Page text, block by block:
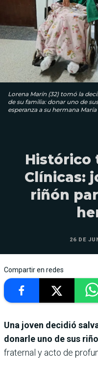
Lorena Marín (32) tomó la
de su familia: donar uno de
esperanza a su hermana
Histórico
Clínicas:
riñón
26 DE
Compartir en redes
Una joven decidió
donarle uno de sus
fraternal y acto de